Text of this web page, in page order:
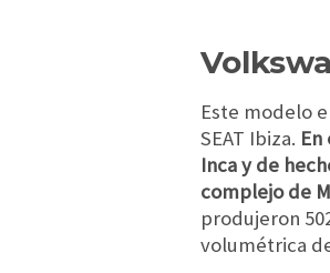
Este modelo
SEAT Ibiza.
Inca y de
complejo de
produjeron
volumétrica